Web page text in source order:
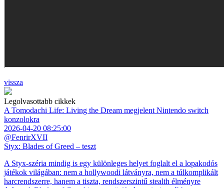
vissza
Legolvasottabb cikkek
A Tomodachi Life: Living the Dream megjelent Nintendo switch
konzolokra
2026-04-20 08:25:00
@FenrirXVII
Styx: Blades of Greed – teszt
A Styx-széria mindig is egy különleges helyet foglalt el a lopakodós
játékok világában: nem a hollywoodi látványra, nem a túlkomplikált
harcrendszerre, hanem a tiszta, rendszerszintű stealth élményre